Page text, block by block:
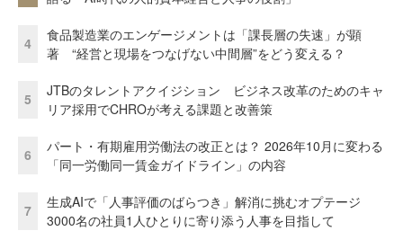
4
食品製造業のエンゲージメントは「課長層の失速」が顕
著 “経営と現場をつなげない中間層”をどう変える？
5
JTBのタレントアクイジション ビジネス改革のためのキャ
リア採用でCHROが考える課題と改善策
6
パート・有期雇用労働法の改正とは？ 2026年10月に変わる
「同一労働同一賃金ガイドライン」の内容
7
生成AIで「人事評価のばらつき」解消に挑むオプテージ
3000名の社員1人ひとりに寄り添う人事を目指して